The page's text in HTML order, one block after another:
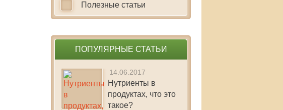
Полезные статьи
ПОПУЛЯРНЫЕ СТАТЬИ
14.06.2017
Нутриенты в
продуктах, что это
такое?